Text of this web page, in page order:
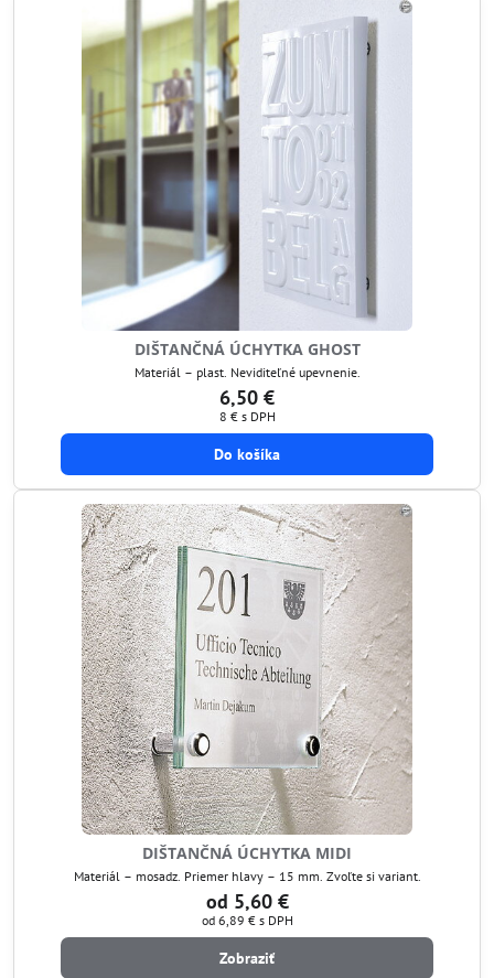
DIŠTANČNÁ ÚCHYTKA GHOST
Materiál – plast. Neviditeľné upevnenie.
6,50 €
8 € s DPH
Do košíka
DIŠTANČNÁ ÚCHYTKA MIDI
Materiál – mosadz. Priemer hlavy – 15 mm. Zvoľte si variant.
od 5,60 €
od 6,89 € s DPH
Zobraziť